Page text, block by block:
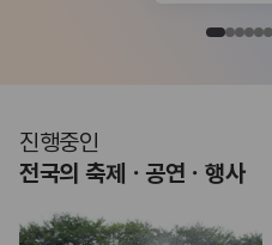
진행중인
전국의 축제ㆍ공연ㆍ행사